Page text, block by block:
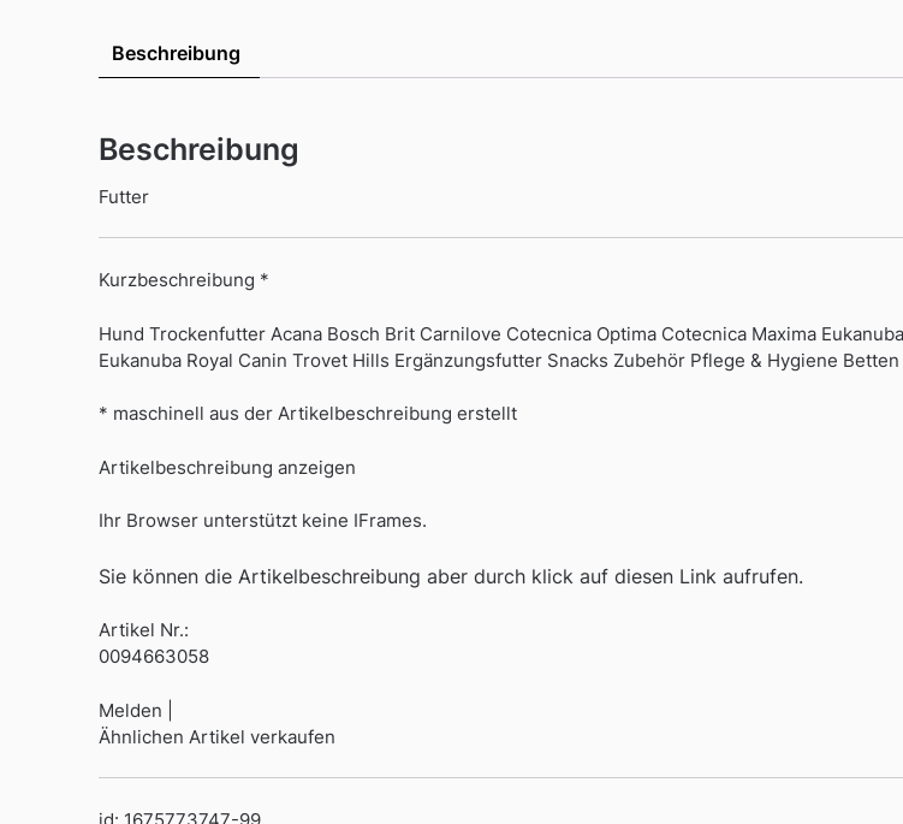
Beschreibung
Beschreibung
Futter
Kurzbeschreibung *
Hund Trockenfutter Acana Bosch Brit Carnilove Cotecnica Optima Cotecnica Maxima
Eukanuba Royal Canin Trovet Hills Ergänzungsfutter Snacks Zubehör Pflege & Hygiene
* maschinell aus der Artikelbeschreibung erstellt
Artikelbeschreibung anzeigen
Ihr Browser unterstützt keine IFrames.
Sie können die Artikelbeschreibung aber durch klick auf diesen Link aufrufen.
Artikel Nr.:
0094663058
Melden |
Ähnlichen Artikel verkaufen